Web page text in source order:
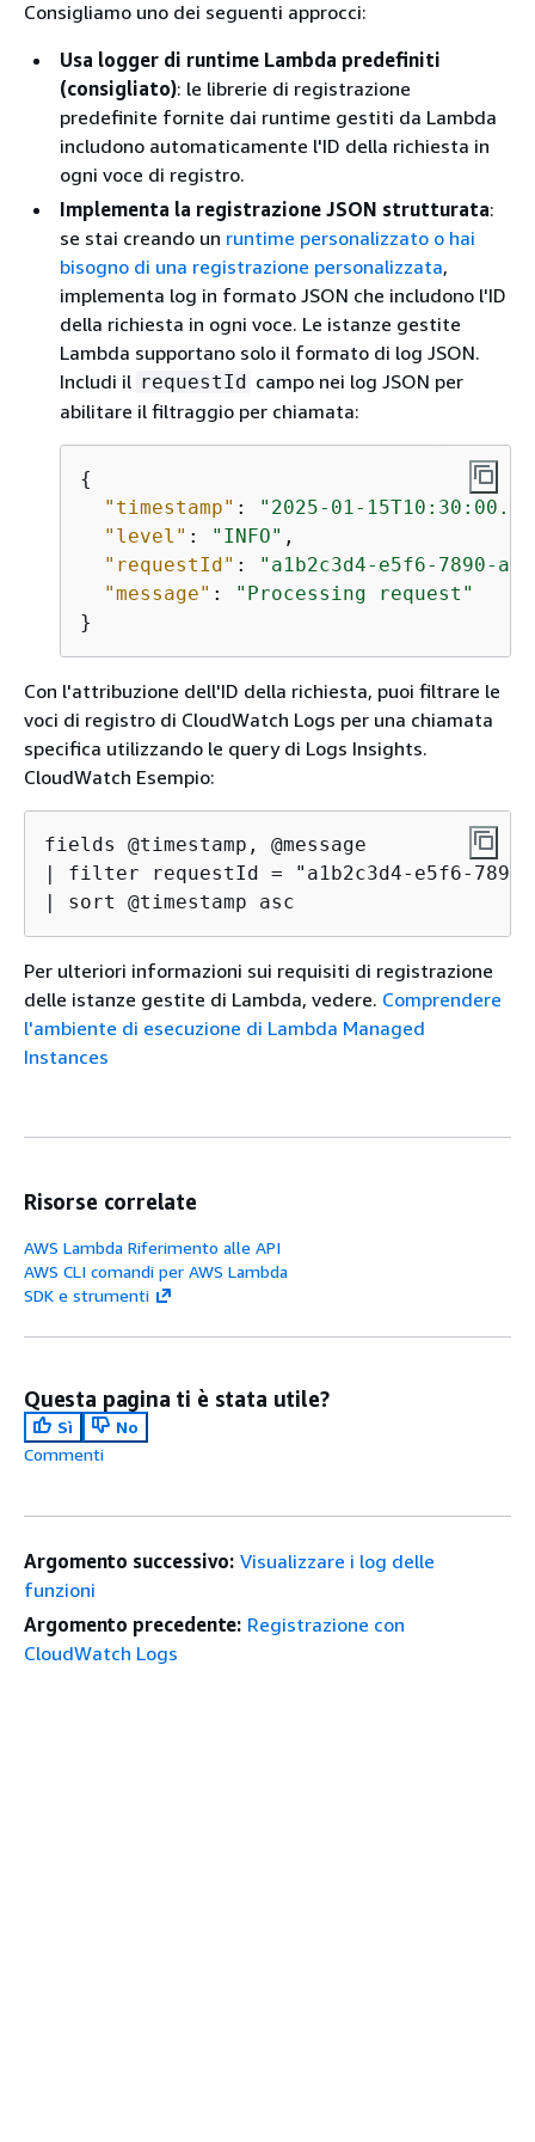
Consigliamo uno dei seguenti approcci:
Usa logger di runtime Lambda predefiniti
(consigliato): le librerie di registrazione
predefinite fornite dai runtime gestiti da Lambda
includono automaticamente l'ID della richiesta in
ogni voce di registro.
Implementa la registrazione JSON strutturata:
se stai creando un runtime personalizzato o hai
bisogno di una registrazione personalizzata,
implementa log in formato JSON che includono l'ID
della richiesta in ogni voce. Le istanze gestite
Lambda supportano solo il formato di log JSON.
Includi il requestId campo nei log JSON per
abilitare il filtraggio per chiamata:
{
"timestamp" :
"2025-01-
"level" : "INFO" ,
"requestId" :
"a1b2c3d4-e5f6-7890-
"message" :
"Processing request"
}
Con l'attribuzione dell'ID della richiesta, puoi filtrare le
voci di registro di CloudWatch Logs per una chiamata
specifica utilizzando le query di Logs Insights.
CloudWatch Esempio:
fields @timestamp, @message
| filter requestId = "a1b2c3d4-e5f6-7890-
| sort @timestamp asc
Per ulteriori informazioni sui requisiti di registrazione
delle istanze gestite di Lambda, vedere. Comprendere
l'ambiente di esecuzione di Lambda Managed
Instances
Risorse correlate
AWS Lambda Riferimento alle API
AWS CLI comandi per AWS Lambda
SDK e strumenti
Questa pagina ti è stata utile?
Sì
No
Commenti
Argomento successivo: Visualizzare i log delle
funzioni
Argomento precedente: Registrazione con
CloudWatch Logs